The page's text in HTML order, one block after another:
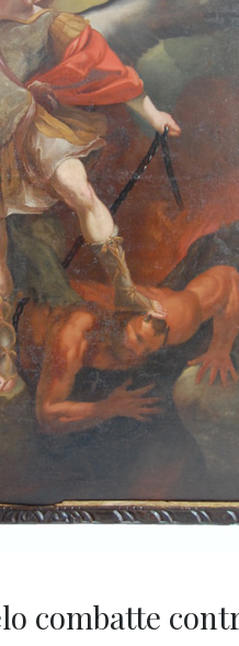
combatte